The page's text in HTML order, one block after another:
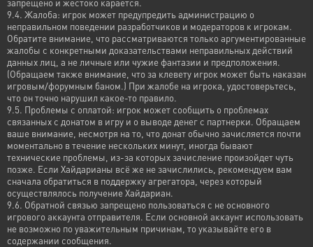
запрещено и жестоко карается.
9.4. Жалоба: игрок может предупредить администрацию о
неправильном поведении разработчиков и модераторов к игрокам.
Обратите внимание, что рассматриваются только аргументированные
жалобы с конкретными доказательствами неправильных действий
данных лиц, а не личные или чужие фантазии и предположения.
(Обращаем также внимание, что за клевету игрок может быть наказан
игровым/форумным баном.) При жалобе на игрока, удостоверьтесь,
что он точно нарушил какое-то правило.
9.5. Проблемы с оплатой: игрок может сообщить о проблемах
связанных с донатом в игру и о выводе денег с партнерки. Обращаем
ваше внимание, несмотря на то, что донат обычно зачисляется почти
моментально в течение нескольких минут, иногда бывают
технические проблемы, из-за которых зачисление произойдет чуть
позже. Если Хайдарианы всё же не зачислились, рекомендуем вам
сначала обратиться в поддержку агрегатора, через который
осуществлялось получение Хайдариан.
9.6. Обратной связью запрещено пользоваться с не основного
игрового аккаунта отправителя. Если основной аккаунт использовать
не возможно по уважительным причинам, то указывайте его в
содержании сообщения.